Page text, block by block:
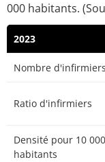
000 habitants.
2023
Nombre d'infirmiers
Ratio d'infirmiers
Densité pour 10 000
habitants